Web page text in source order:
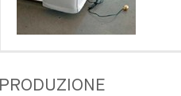
PRODUZIONE